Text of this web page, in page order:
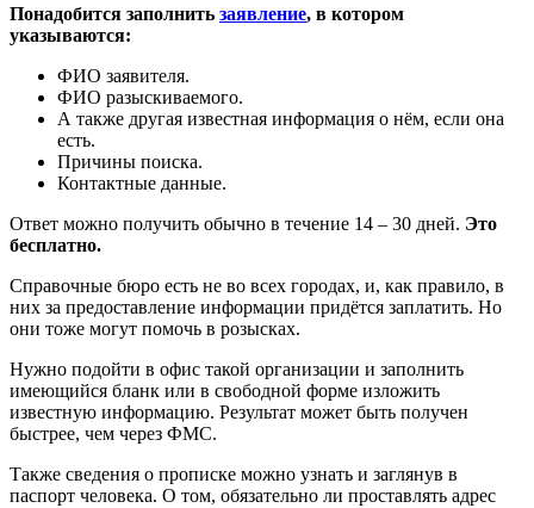
Понадобится заполнить заявление, в котором
указываются:
ФИО заявителя.
ФИО разыскиваемого.
А также другая известная информация о нём, если она
есть.
Причины поиска.
Контактные данные.
Ответ можно получить обычно в течение 14 – 30 дней. Это
бесплатно.
Справочные бюро есть не во всех городах, и, как правило, в
них за предоставление информации придётся заплатить. Но
они тоже могут помочь в розысках.
Нужно подойти в офис такой организации и заполнить
имеющийся бланк или в свободной форме изложить
известную информацию. Результат может быть получен
быстрее, чем через ФМС.
Также сведения о прописке можно узнать и заглянув в
паспорт человека. О том, обязательно ли проставлять адрес